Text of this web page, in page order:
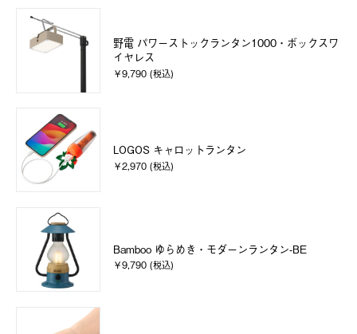
野電 パワーストックランタン1000・ボックスワ
イヤレス
￥9,790 (税込)
LOGOS キャロットランタン
￥2,970 (税込)
Bamboo ゆらめき・モダーンランタン-BE
￥9,790 (税込)